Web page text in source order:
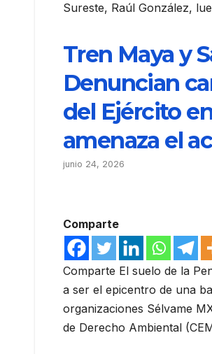
Sureste, Raúl González,
Tren Maya y
Denuncian
del Ejército
amenaza el
junio 24, 2026
Comparte
Comparte El suelo de la
a ser el epicentro de una
organizaciones Sélvame
de Derecho Ambiental